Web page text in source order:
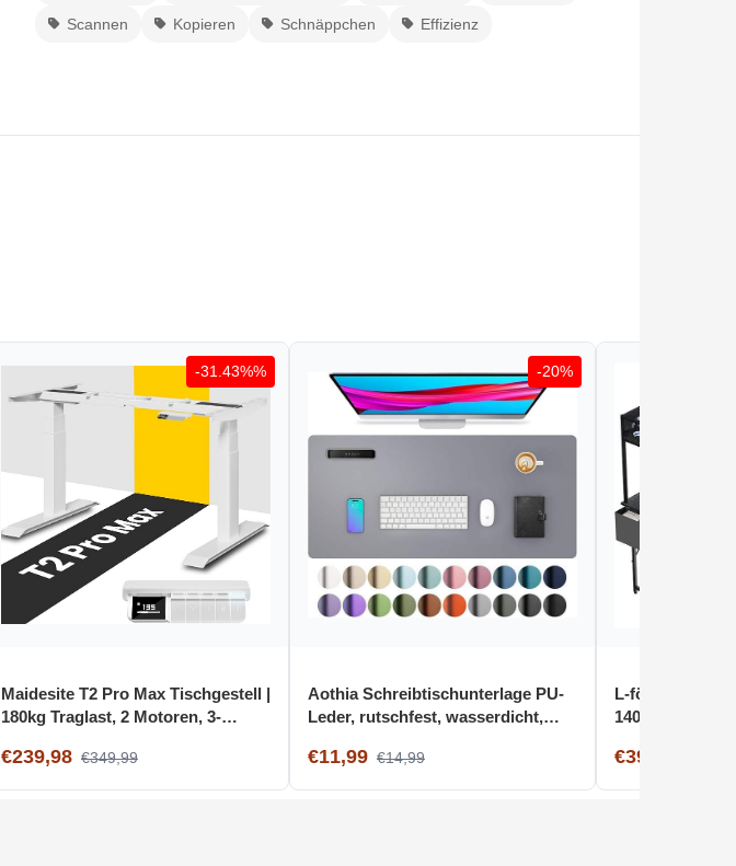
Scannen Kopieren Schnäppchen Effizienz
-31.43%%
Maidesite T2 Pro Max Tischgestell |
180kg Traglast, 2 Motoren, 3-
€239,98 €349,99
-20%
Aothia Schreibtischunterlage PU-
Leder, rutschfest, wasserdicht,
€11,99 €14,99
L-förmiger
140110cm,
€39,99